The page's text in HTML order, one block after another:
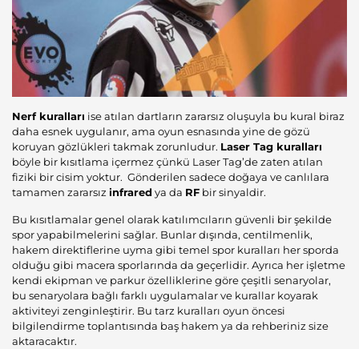
Nerf kuralları ise atılan dartların zararsız oluşuyla bu kural biraz
daha esnek uygulanır, ama oyun esnasında yine de gözü
koruyan gözlükleri takmak zorunludur. Laser Tag kuralları
böyle bir kısıtlama içermez çünkü Laser Tag’de zaten atılan
fiziki bir cisim yoktur. Gönderilen sadece doğaya ve canlılara
tamamen zararsız infrared ya da RF bir sinyaldir.
Bu kısıtlamalar genel olarak katılımcıların güvenli bir şekilde
spor yapabilmelerini sağlar. Bunlar dışında, centilmenlik,
hakem direktiflerine uyma gibi temel spor kuralları her sporda
olduğu gibi macera sporlarında da geçerlidir. Ayrıca her işletme
kendi ekipman ve parkur özelliklerine göre çeşitli senaryolar,
bu senaryolara bağlı farklı uygulamalar ve kurallar koyarak
aktiviteyi zenginleştirir. Bu tarz kuralları oyun öncesi
bilgilendirme toplantısında baş hakem ya da rehberiniz size
aktaracaktır.